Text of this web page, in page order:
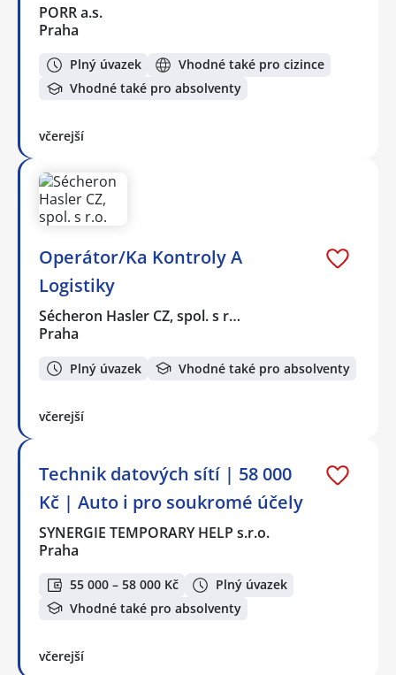
PORR a.s.
Praha
Plný úvazek
Vhodné také pro cizince
Vhodné také pro absolventy
včerejší
Operátor/Ka Kontroly A
Logistiky
Sécheron Hasler CZ, spol. s r…
Praha
Plný úvazek Vhodné také pro absolventy
včerejší
Technik datových sítí | 58 000
Kč | Auto i pro soukromé účely
SYNERGIE TEMPORARY HELP s.r.o.
Praha
55 000 – 58 000 Kč
Plný úvazek
Vhodné také pro absolventy
včerejší